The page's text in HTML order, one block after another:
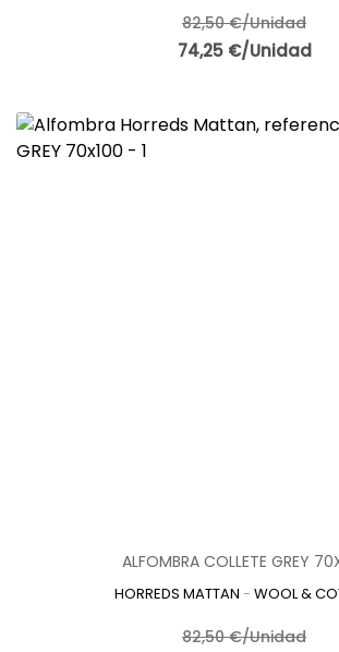
82,50 €/Unidad
74,25 €/Unidad
ALFOMBRA COLLETE GREY
HORREDS MATTAN - WOOL &
82,50 €/Unidad